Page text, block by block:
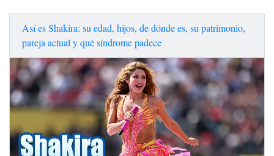
Así es Shakira: su edad, hijos, de dónde es, su patrimonio,
pareja actual y qué síndrome padece